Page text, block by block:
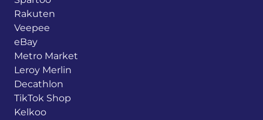
Rakuten
Veepee
eBay
Metro Market
Leroy Merlin
Decathlon
TikTok Shop
Kelkoo